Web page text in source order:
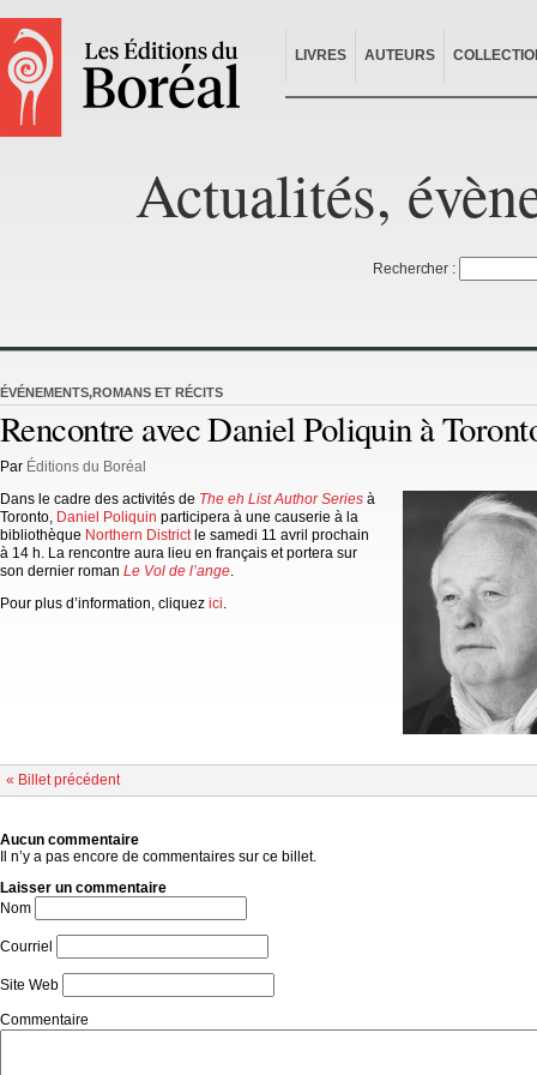
LIVRES AUTEURS
Actualités,
Rechercher :
ÉVÉNEMENTS,ROMANS ET RÉCITS
Rencontre avec Daniel Poliquin à
Par Éditions du Boréal
Dans le cadre des activités de The eh List Author Series à
Toronto, Daniel Poliquin participera à une causerie à la
bibliothèque Northern Districtle samedi 11 avril prochain
à 14 h. La rencontre aura lieu en français et portera sur
son dernier roman Le Vol de l’ange.
Pour plus d’information, cliquez ici.
« Billet précédent
Aucun commentaire
Il n’y a pas encore de commentaires sur ce billet.
Laisser un commentaire
Nom
Courriel
Site Web
Commentaire